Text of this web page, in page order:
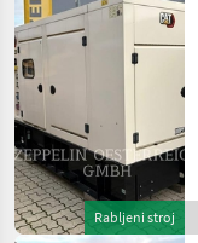
Rabljeni stroj